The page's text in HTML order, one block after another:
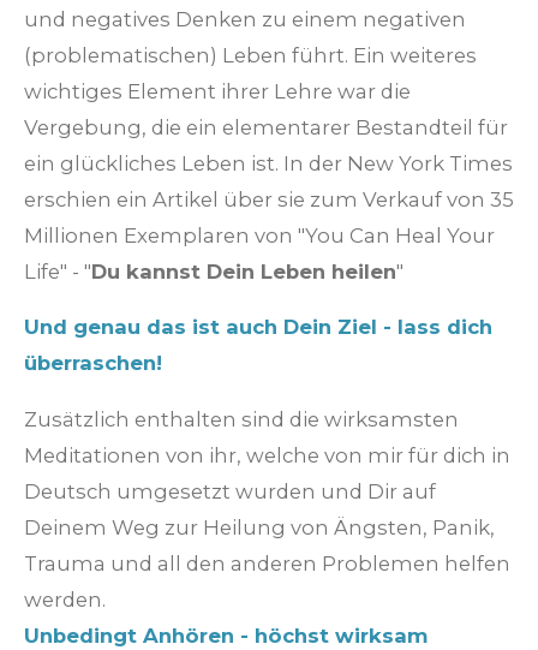
und negatives Denken zu einem negativen
(problematischen) Leben führt. Ein weiteres
wichtiges Element ihrer Lehre war die
Vergebung, die ein elementarer Bestandteil für
ein glückliches Leben ist. In der New York Times
erschien ein Artikel über sie zum Verkauf von 35
Millionen Exemplaren von "You Can Heal Your
Life" - "Du kannst Dein Leben heilen"
Und genau das ist auch Dein Ziel - lass dich
überraschen!
Zusätzlich enthalten sind die wirksamsten
Meditationen von ihr, welche von mir für dich in
Deutsch umgesetzt wurden und Dir auf
Deinem Weg zur Heilung von Ängsten, Panik,
Trauma und all den anderen Problemen helfen
werden.
Unbedingt Anhören - höchst wirksam